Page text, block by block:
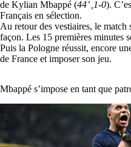
de Kylian Mbappé (44’ ,1-0).
Français en sélection.
Au retour des vestiaires, le match
façon. Les 15 premières minutes
Puis la Pologne réussit, encore
de France et imposer son jeu.
Mbappé s’impose en tant que